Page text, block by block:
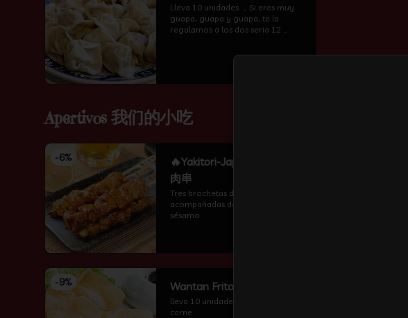
Lleva 10 unidades ，Si eres muy
guapa, guapa y guapa, te la
regalamos a los dos seria 12
Apertivos 我们的小吃
-6%
🔥Yakitori-Japonesa 日式鸡
肉串
Tres brochetas de pollo
acompañadas de salsa teriyaki y
sésamo.
-9% Wantan Frito
lleva 10 unidades wantan frito sin
carne